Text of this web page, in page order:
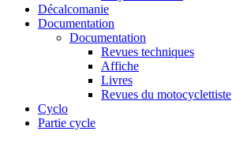
Décalcomanie
Documentation
Documentation
Revues techniques
Affiche
Livres
Revues du motocyclettiste
Cyclo
Partie cycle